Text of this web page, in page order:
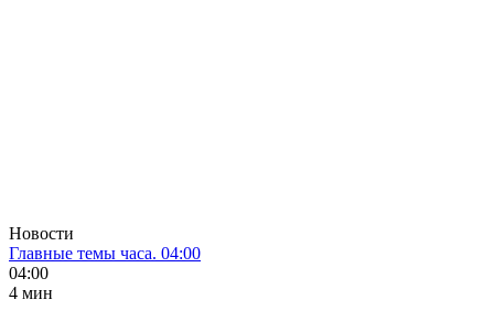
Новости
Главные темы часа. 04:00
04:00
4 мин